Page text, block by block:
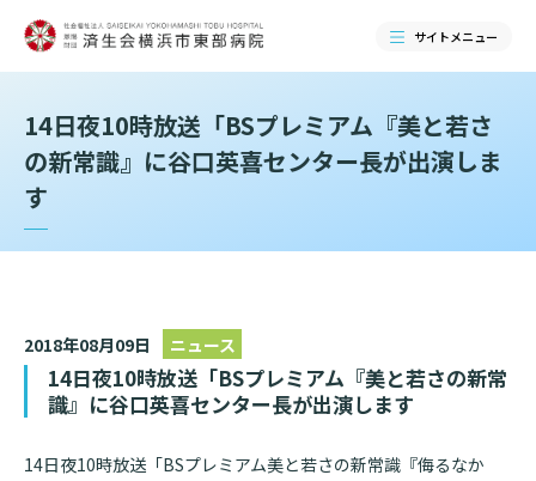
サイトメニュー
検索する
当院のご紹介
14日夜10時放送「BSプレミアム『美と若さ
の新常識』に谷口英喜センター長が出演しま
す
2018年08月09日 ニュース
14日夜10時放送「BSプレミアム『美と若さの新常
識』に谷口英喜センター長が出演します
14日夜10時放送「BSプレミアム美と若さの新常識『侮るなか